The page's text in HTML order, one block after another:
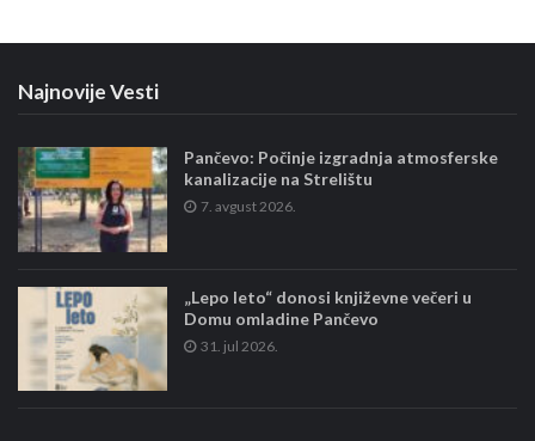
Najnovije Vesti
Pančevo: Počinje izgradnja atmosferske
kanalizacije na Strelištu
7. avgust 2026.
„Lepo leto“ donosi književne večeri u
Domu omladine Pančevo
31. jul 2026.